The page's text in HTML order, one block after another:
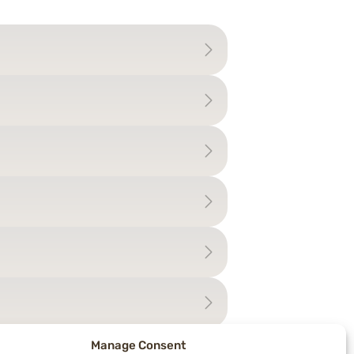
Manage Consent